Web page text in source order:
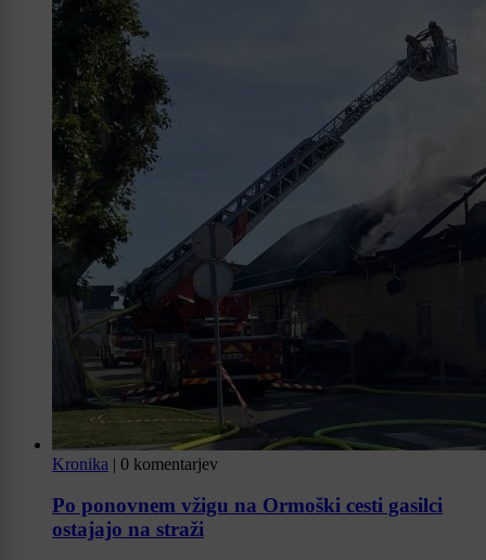
Kronika | 0 komentarjev
Po ponovnem vžigu na Ormoški cesti gasilci
ostajajo na straži